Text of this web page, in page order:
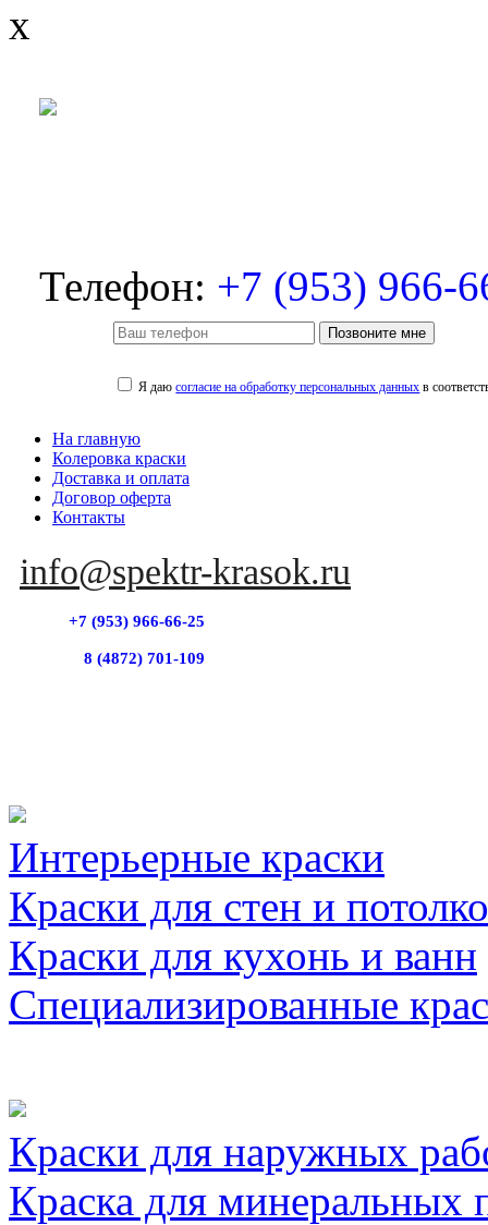
x
Телефон: +7 (953) 966-
Позвоните мне
Я даюсогласие на обработку персональных данных в
На главную
Колеровка краски
Доставка и оплата
Договор оферта
Контакты
info@spektr-krasok.ru
+7 (953) 966-66-25
8 (4872) 701-109
Интерьерные краски
Краски для стен и
Краски для кухонь и ванн
Специализированные
Краски для наружных
Краска для минеральных